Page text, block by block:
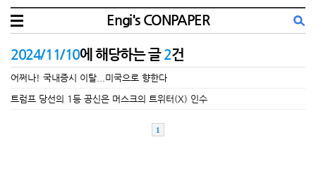
Engi's CONPAPER
2024/11/10에 해당하는 글2건
어쩌나! 국내증시 이탈...미국으로 향한다
트럼프 당선의 1등 공신은 머스크의 트위터(X) 인수
1